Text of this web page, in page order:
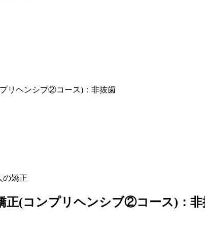
リヘンシブ②コース)：非抜歯
の矯正
正(コンプリヘンシブ②コース)：非